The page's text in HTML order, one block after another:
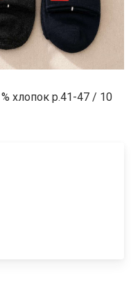
хлопок р.41-47 / 10